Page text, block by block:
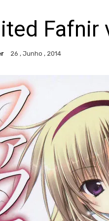
Fafnir
26 , Junho , 2014